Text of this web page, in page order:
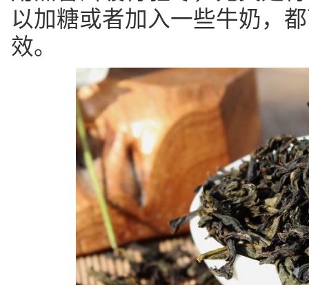
以加糖或者加入一些牛奶，
效。